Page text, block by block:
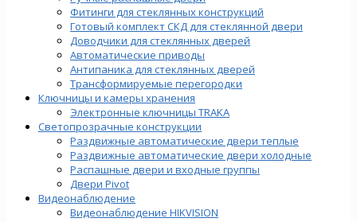
Фитинги для стеклянных конструкций
Готовый комплект СКД для стеклянной двери
Доводчики для стеклянных дверей
Автоматические приводы
Антипаника для стеклянных дверей
Трансформируемые перегородки
Ключницы и камеры хранения
Электронные ключницы TRAKA
Светопрозрачные конструкции
Раздвижные автоматические двери теплые
Раздвижные автоматические двери холодные
Распашные двери и входные группы
Двери Pivot
Видеонаблюдение
Видеонаблюдение HIKVISION